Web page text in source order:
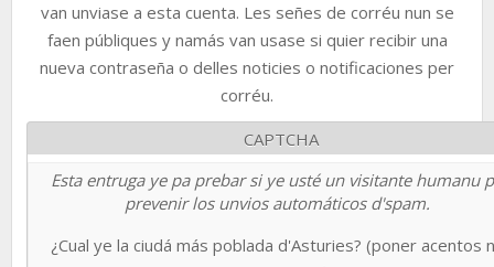
van unviase a esta cuenta. Les señes de corréu nun se
faen públiques y namás van usase si quier recibir una
nueva contraseña o delles noticies o notificaciones per
corréu.
CAPTCHA
Esta entruga ye pa prebar si ye usté un visitante humanu
prevenir los unvios automáticos d'spam.
¿Cual ye la ciudá más poblada d'Asturies? (poner acentos